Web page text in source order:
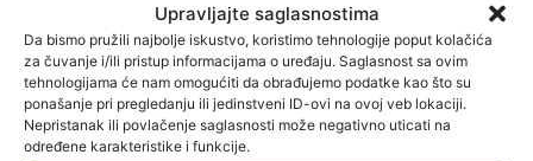
Upravljajte saglasnostima
Da bismo pružili najbolje iskustvo, koristimo tehnologije poput kolačića
za čuvanje i/ili pristup informacijama o uređaju. Saglasnost sa ovim
tehnologijama će nam omogućiti da obrađujemo podatke kao što su
ponašanje pri pregledanju ili jedinstveni ID-ovi na ovoj veb lokaciji.
Nepristanak ili povlačenje saglasnosti može negativno uticati na
određene karakteristike i funkcije.
Na LIV (54.) sjednici Skupštine Udruženja mikrokreditnih
organizacija u Bosni i Hercegovini – AMFI razmatrani su
rezultati rada Udruženja i ključni pravci razvoja
mikrofinansijskog sektora.
Opširnije »